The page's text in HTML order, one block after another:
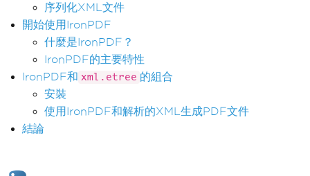
序列化XML文件
開始使用IronPDF
什麼是IronPDF？
IronPDF的主要特性
IronPDF和 xml.etree 的組合
安裝
使用IronPDF和解析的XML生成PDF文件
結論